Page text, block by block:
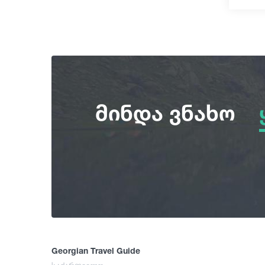
მინდა ვნახო
Georgian Travel Guide